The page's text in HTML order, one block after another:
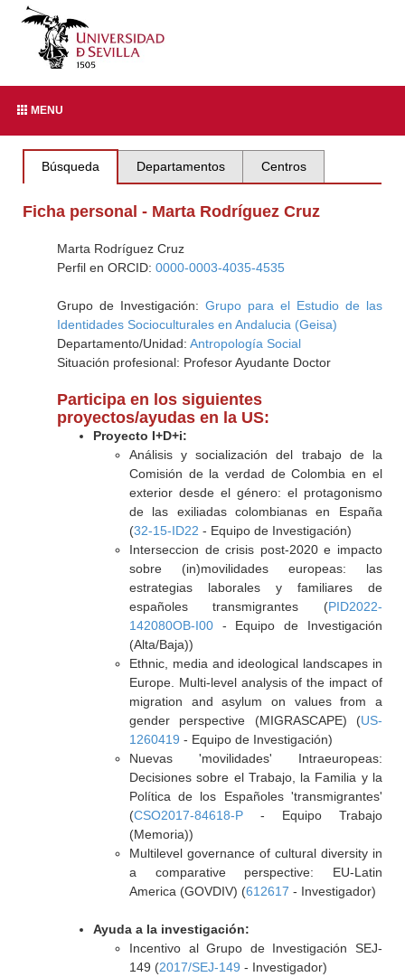
MENU
Búsqueda Departamentos Centros
Ficha personal - Marta Rodríguez Cruz
Marta Rodríguez Cruz
Perfil en ORCID: 0000-0003-4035-4535
Grupo de Investigación: Grupo para el Estudio de las
Identidades Socioculturales en Andalucia (Geisa)
Departamento/Unidad: Antropología Social
Situación profesional: Profesor Ayudante Doctor
Participa en los siguientes
proyectos/ayudas en la US:
Proyecto I+D+i:
Análisis y socialización del trabajo de la
Comisión de la verdad de Colombia en el
exterior desde el género: el protagonismo
de las exiliadas colombianas en España
(32-15-ID22 - Equipo de Investigación)
Interseccion de crisis post-2020 e impacto
sobre (in)movilidades europeas: las
estrategias laborales y familiares de
españoles transmigrantes (PID2022-
142080OB-I00- Equipo de Investigación
(Alta/Baja))
Ethnic, media and ideological landscapes in
Europe. Multi-level analysis of the impact of
migration and asylum on values from a
gender perspective (MIGRASCAPE) (US-
1260419 - Equipo de Investigación)
Nuevas 'movilidades' Intraeuropeas:
Decisiones sobre el Trabajo, la Familia y la
Política de los Españoles 'transmigrantes'
(CSO2017-84618-P- Equipo Trabajo
(Memoria))
Multilevel governance of cultural diversity in
a comparative perspective: EU-Latin
America (GOVDIV) (612617 - Investigador)
Ayuda a la investigación:
Incentivo al Grupo de Investigación SEJ-
149 (2017/SEJ-149 - Investigador)